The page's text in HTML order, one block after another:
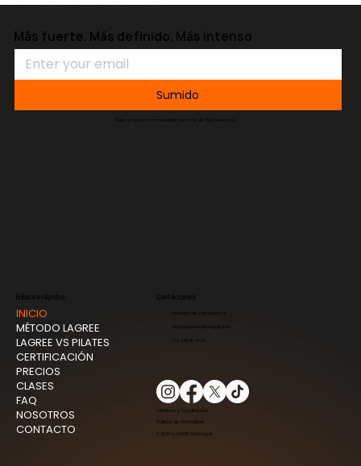
Enlaces rápidos
INICIO
MÉTODO LAGREE
LAGREE VS PILATES
CERTIFICACIÓN
PRECIOS
CLASES
FAQ
NOSOTROS
CONTACTO
Contáctanos
Avenida de Catalunya, 15
info@lagreesantcugat.com
+34 634 91 74 82
Términos y Condiciones
Política de Privacidad
© 2026 by LAGREE Sant Cugat
Más fuerte. Más definido. Más intenso
Sumido